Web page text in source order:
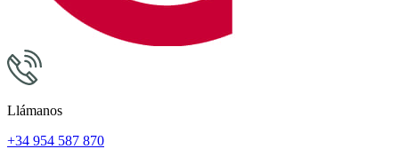
Llámanos
+34 954 587 870